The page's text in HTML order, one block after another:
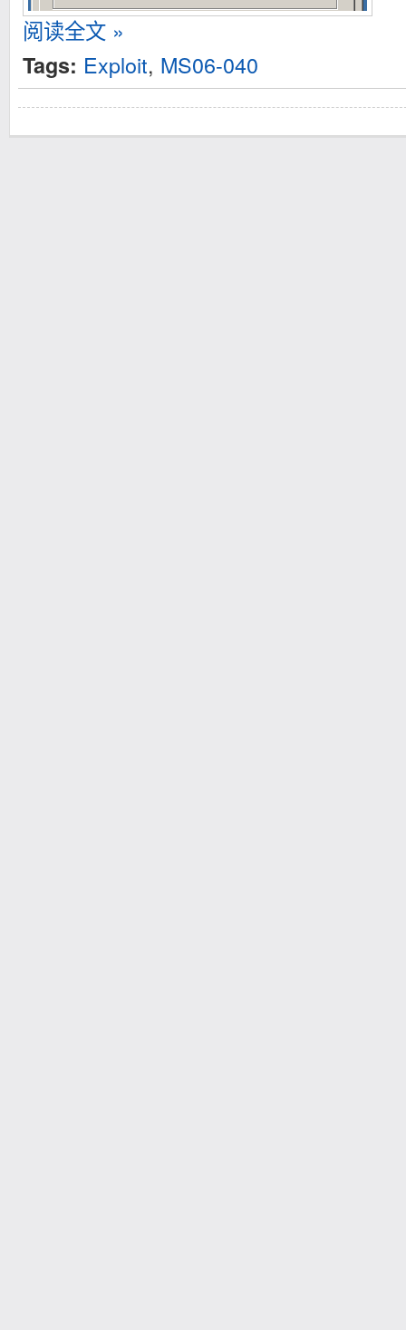
阅读全文 »
Tags: Exploit, MS06-040